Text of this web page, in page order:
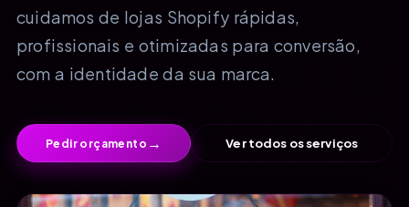
cuidamos de lojas Shopify rápidas,
profissionais e otimizadas para conversão,
com a identidade da sua marca.
Pedir orçamento → Ver todos os serviços